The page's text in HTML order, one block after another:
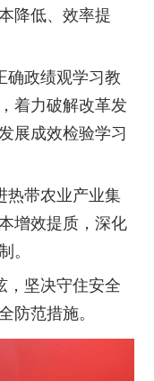
降低、效率提
政绩观学习教
着力破解改革发
展成效检验学习
带农业产业集
增效提质，深化
。
坚决守住安全
防范措施。